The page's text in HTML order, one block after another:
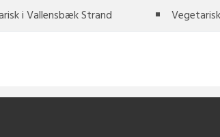
i Vallensbæk Strand